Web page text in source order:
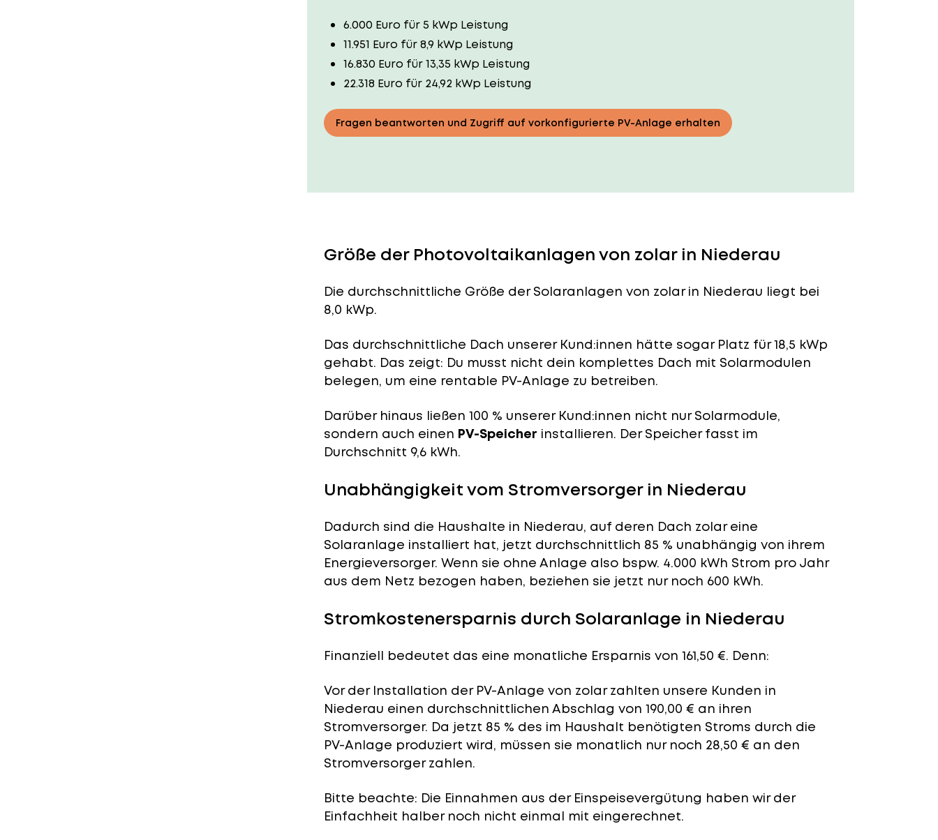
6.000 Euro für 5 kWp Leistung
11.951 Euro für 8,9 kWp Leistung
16.830 Euro für 13,35 kWp Leistung
22.318 Euro für 24,92 kWp Leistung
Fragen beantworten und Zugriff auf vorkonfigurierte PV-Anlage erhalten
Größe der Photovoltaikanlagen von zolar in Niederau
Die durchschnittliche Größe der Solaranlagen von zolar in Niederau liegt bei
8,0 kWp.
Das durchschnittliche Dach unserer Kund:innen hätte sogar Platz für 18,5 kWp
gehabt. Das zeigt: Du musst nicht dein komplettes Dach mit Solarmodulen
belegen, um eine rentable PV-Anlage zu betreiben.
Darüber hinaus ließen 100 % unserer Kund:innen nicht nur Solarmodule,
sondern auch einen PV-Speicher installieren. Der Speicher fasst im
Durchschnitt 9,6 kWh.
Unabhängigkeit vom Stromversorger in Niederau
Dadurch sind die Haushalte in Niederau, auf deren Dach zolar eine
Solaranlage installiert hat, jetzt durchschnittlich 85 % unabhängig von ihrem
Energieversorger. Wenn sie ohne Anlage also bspw. 4.000 kWh Strom pro Jahr
aus dem Netz bezogen haben, beziehen sie jetzt nur noch 600 kWh.
Stromkostenersparnis durch Solaranlage in Niederau
Finanziell bedeutet das eine monatliche Ersparnis von 161,50 €. Denn:
Vor der Installation der PV-Anlage von zolar zahlten unsere Kunden in
Niederau einen durchschnittlichen Abschlag von 190,00 € an ihren
Stromversorger. Da jetzt 85 % des im Haushalt benötigten Stroms durch die
PV-Anlage produziert wird, müssen sie monatlich nur noch 28,50 € an den
Stromversorger zahlen.
Bitte beachte: Die Einnahmen aus der Einspeisevergütung haben wir der
Einfachheit halber noch nicht einmal mit eingerechnet.